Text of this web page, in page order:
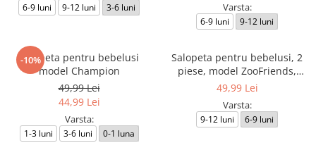
6-9 luni 9-12 luni 3-6 luni Varsta:
6-9 luni 9-12 luni
-10%
Salopeta pentru bebelusi
model Champion
49,99 Lei
44,99 Lei
Varsta:
1-3 luni 3-6 luni 0-1 luna
Salopeta pentru bebelusi, 2
piese, model ZooFriends,
galben
49,99 Lei
Varsta:
9-12 luni 6-9 luni